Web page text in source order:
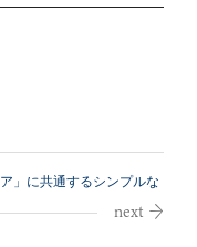
」に共通するシンプルな